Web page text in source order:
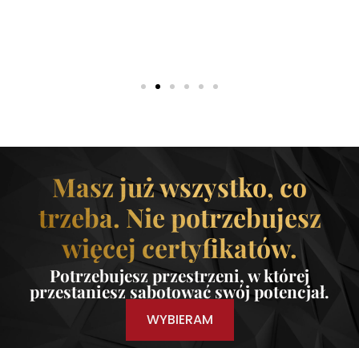
Masz już wszystko, co
trzeba. Nie potrzebujesz
więcej certyfikatów.
Potrzebujesz przestrzeni, w której
przestaniesz sabotować swój potencjał.
WYBIERAM